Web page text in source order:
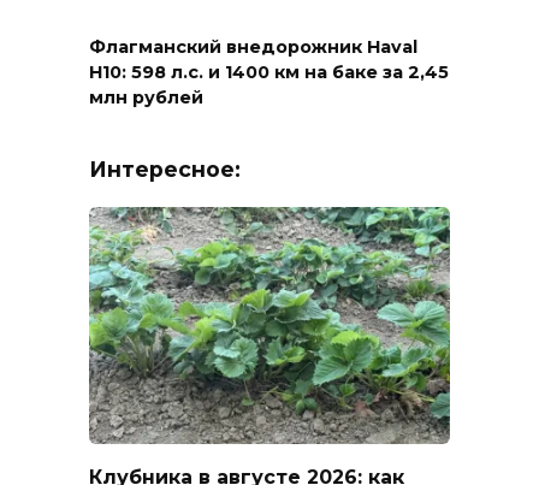
Флагманский внедорожник Haval
H10: 598 л.с. и 1400 км на баке за 2,45
млн рублей
Интересное:
Клубника в августе 2026: как